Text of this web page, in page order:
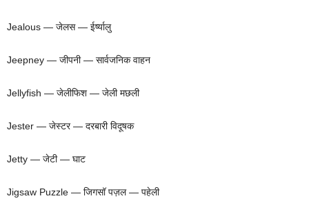
Jealous — जेलस — ईर्ष्यालु
Jeepney — जीपनी — सार्वजनिक वाहन
Jellyfish — जेलीफिश — जेली मछली
Jester — जेस्टर — दरबारी विदूषक
Jetty — जेटी — घाट
Jigsaw Puzzle — जिगसॉ पज़ल — पहेली